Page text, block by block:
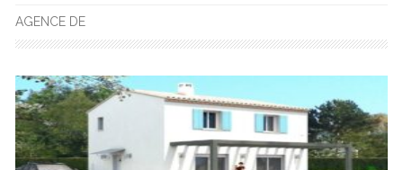
AGENCE DE